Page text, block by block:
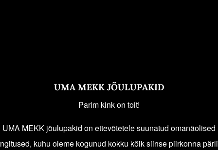
UMA MEKK JÕULUPAKID
Parim kink on toit!
UMA MEKK jõulupakid on ettevõtetele suunatud omanäolised
kuhu oleme kogunud kokku kõik siinse piirkonna